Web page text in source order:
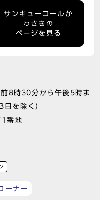
サンキューコールか
わさきの
ページを見る
8時30分から午後5時ま
を除く）
番地
ーナー